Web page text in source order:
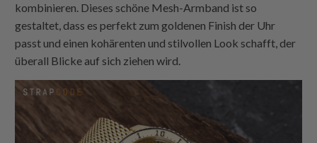
kombinieren. Dieses schöne Mesh-Armband ist so
gestaltet, dass es perfekt zum goldenen Finish der Uhr
passt und einen kohärenten und stilvollen Look schafft, der
überall Blicke auf sich ziehen wird.